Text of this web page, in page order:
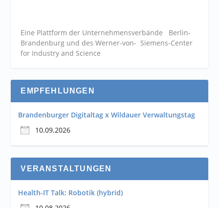
Eine Plattform der Unternehmensverbände Berlin-
Brandenburg und des Werner-von- Siemens-Center
for Industry and Science
EMPFEHLUNGEN
Brandenburger Digitaltag x Wildauer Verwaltungstag
10.09.2026
VERANSTALTUNGEN
Health-IT Talk: Robotik (hybrid)